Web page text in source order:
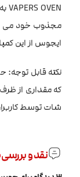
VAPERS OVEN به تولید این ایجوس خاص پرداخته است.
مجذوب خود می
ایجوس از این
که مقداری از
شات توسط
نقد و بررسی